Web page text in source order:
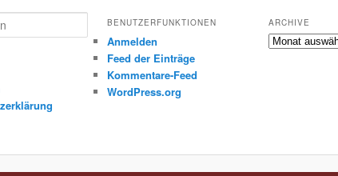
BENUTZERFUNKTIONEN
Anmelden
Feed der Einträge
Kommentare-Feed
WordPress.org
ARCHIVE
Archive